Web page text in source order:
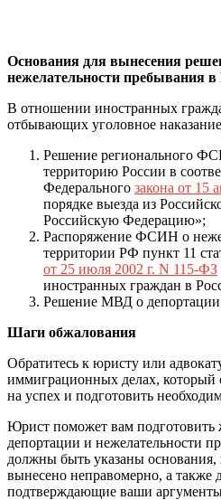
Основания для вынесения
нежелательности пребывания
В отношении иностранных
отбывающих уголовное
Решение регионального
территорию России в
Федерального закона от 15
порядке выезда из
Российскую Федерацию»;
Распоряжение ФСИН о
территории РФ пункт 11
от 25 июля 2002 г. N 115-ФЗ
иностранных граждан в
Решение МВД о депортации
Шаги обжалования
Обратитесь к юристу или
иммиграционных делах,
на успех и подготовить
Юрист поможет вам подготовить
депортации и нежелательности
должны быть указаны
вынесено неправомерно, а также
подтверждающие ваши